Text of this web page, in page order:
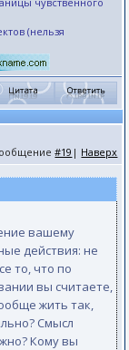
(нельзя
#19 | Наверх
вашему
действия: не
то, что по
вы считаете,
жить так,
Смысл
Кому вы